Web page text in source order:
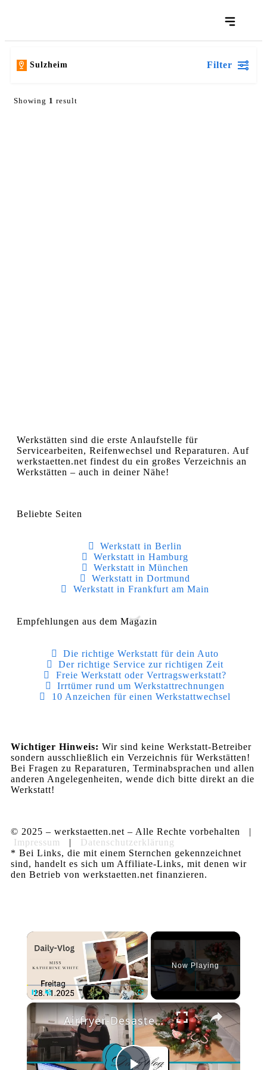
Sulzheim Filter
Showing 1 result
Werkstätten sind die erste Anlaufstelle für
Servicearbeiten, Reifenwechsel und Reparaturen. Auf
werkstaetten.net findest du ein großes Verzeichnis an
Werkstätten – auch in deiner Nähe!
Beliebte Seiten
Werkstatt in Berlin
Werkstatt in Hamburg
Werkstatt in München
Werkstatt in Dortmund
Werkstatt in Frankfurt am Main
Empfehlungen aus dem Magazin
Die richtige Werkstatt für dein Auto
Der richtige Service zur richtigen Zeit
Freie Werkstatt oder Vertragswerkstatt?
Irrtümer rund um Werkstattrechnungen
10 Anzeichen für einen Werkstattwechsel
Wichtiger Hinweis: Wir sind keine Werkstatt-Betreiber
sondern ausschließlich ein Verzeichnis für Werkstätten!
Bei Fragen zu Reparaturen, Terminabsprachen und allen
anderen Angelegenheiten, wende dich bitte direkt an die
Werkstatt!
© 2025 – werkstaetten.net – Alle Rechte vorbehalten |
Impressum
| Datenschutzerklärung
* Bei Links, die mit einem Sternchen gekennzeichnet
sind, handelt es sich um Affiliate-Links, mit denen wir
den Betrieb von werkstaetten.net finanzieren.
×
Unmute Fullscreen
Now Playing
×
Airfryer-Desaster 😩, Temu-Paket 📦 & 150 Blog-Posts an einem Wochenende 🤯 | Daily Vlog